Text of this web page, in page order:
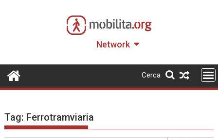
Network
Cerca
Tag: Ferrotramviaria